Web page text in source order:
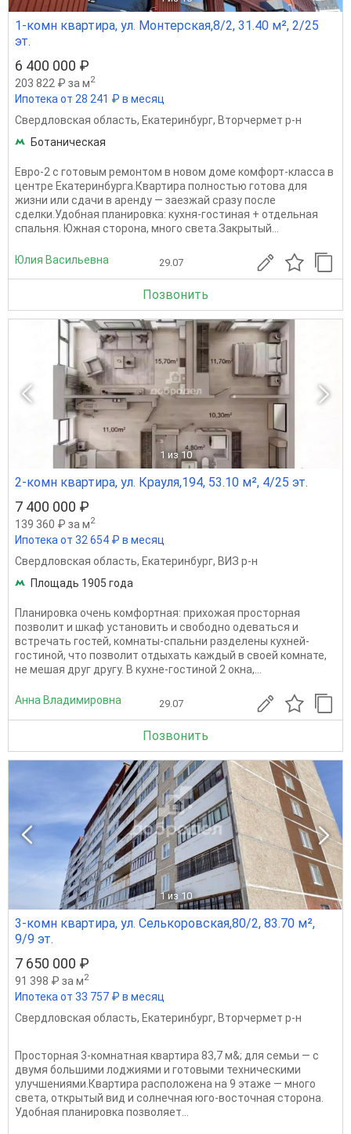
1-комн квартира, ул. Монтерская,8/2, 31.40 м², 2/25
эт.
6 400 000 ₽
203 822 ₽ за м2
Ипотека от 28 241 ₽ в месяц
Свердловская область, Екатеринбург, Вторчермет р-н
Ботаническая
Евро-2 с готовым ремонтом в новом доме комфорт-класса в
центре Екатеринбурга.Квартира полностью готова для
жизни или сдачи в аренду — заезжай сразу после
сделки.Удобная планировка: кухня-гостиная + отдельная
спальня. Южная сторона, много света.Закрытый...
Юлия Васильевна 29.07
Позвонить
1 из 10
2-комн квартира, ул. Крауля,194, 53.10 м², 4/25 эт.
7 400 000 ₽
139 360 ₽ за м2
Ипотека от 32 654 ₽ в месяц
Свердловская область, Екатеринбург, ВИЗ р-н
Площадь 1905 года
Планировка очень комфортная: прихожая просторная
позволит и шкаф установить и свободно одеваться и
встречать гостей, комнаты-спальни разделены кухней-
гостиной, что позволит отдыхать каждый в своей комнате,
не мешая друг другу. В кухне-гостиной 2 окна,...
Анна Владимировна 29.07
Позвонить
1 из 10
3-комн квартира, ул. Селькоровская,80/2, 83.70 м²,
9/9 эт.
7 650 000 ₽
91 398 ₽ за м2
Ипотека от 33 757 ₽ в месяц
Свердловская область, Екатеринбург, Вторчермет р-н
Просторная 3-комнатная квартира 83,7 м&; для семьи — с
двумя большими лоджиями и готовыми техническими
улучшениями.Квартира расположена на 9 этаже — много
света, открытый вид и солнечная юго-восточная сторона.
Удобная планировка позволяет...